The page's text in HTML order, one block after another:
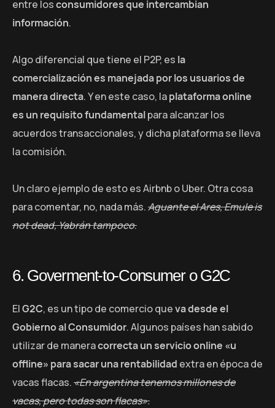
entre losconsumidores que intercambian
información.
Algo diferencial que tiene el P2P, es la
comercialización es manejada por los usuarios de
manera directa. Y en este caso, laplataforma online
es un requisito fundamentalpara alcanzar los
acuerdos transaccionales, y dicha plataforma se lleva
la comisión.
Un claro ejemplo de esto es Airbnb o Uber. Otra cosa
para comentar, no, nada más.Aguante el Ares, Emule is
not dead, Yabrán tampoco.
6. Goverment-to-Consumer o G2C
ElG2C, es un tipo de comercio queva desde el
Gobierno al Consumidor. Algunos países han sabido
utilizar de maneracorrecta un servicio online «u
offline» para sacar una rentabilidad extra en época de
vacas flacas.«En argentina tenemos millones de
vacas, pero todas son flacas».